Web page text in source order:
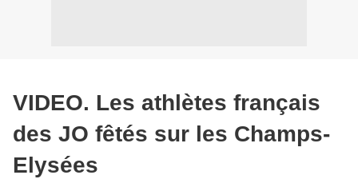
VIDEO. Les athlètes français
des JO fêtés sur les Champs-
Elysées